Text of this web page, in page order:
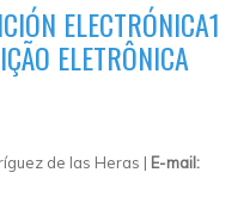
ELECTRÓNICA1
ELETRÔNICA
de las Heras | E-mail: